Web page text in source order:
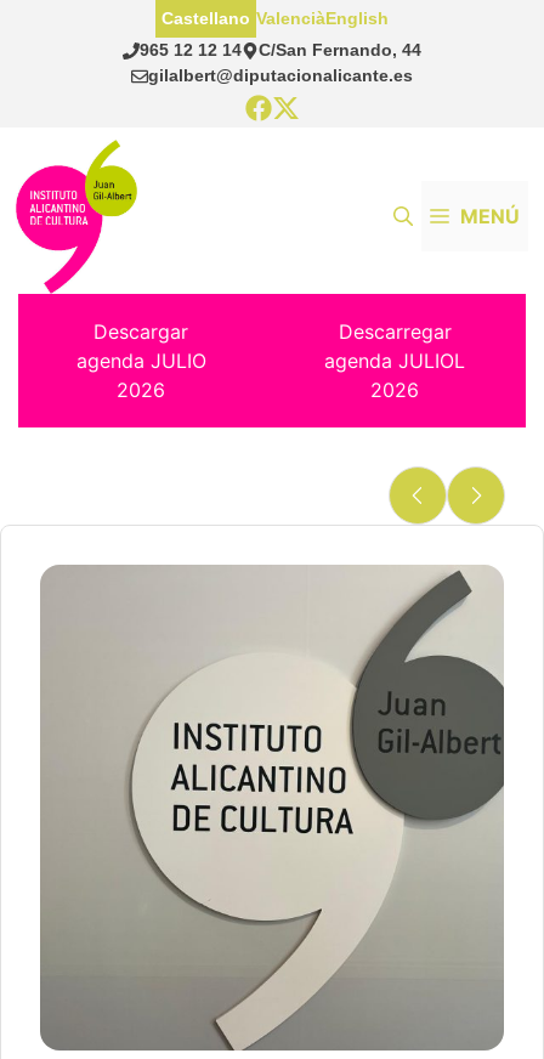
965 12 12 14
C/San Fernando, 44
gilalbert@diputacionalicante.es
Castellano ValenciàEnglish
MENÚ
Descargar
agenda JULIO
2026
Descarregar
agenda JULIOL
2026